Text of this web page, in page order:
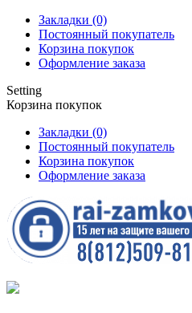
Закладки (0)
Постоянный покупатель
Корзина покупок
Оформление заказа
Setting
Корзина покупок
Закладки (0)
Постоянный покупатель
Корзина покупок
Оформление заказа